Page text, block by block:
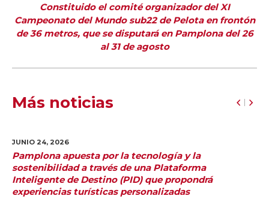
Constituido el comité organizador del XI
Campeonato del Mundo sub22 de Pelota en frontón
de 36 metros, que se disputará en Pamplona del 26
al 31 de agosto
Más noticias
JUNIO 24, 2026
Pamplona apuesta por la tecnología y la
sostenibilidad a través de una Plataforma
Inteligente de Destino (PID) que propondrá
experiencias turísticas personalizadas